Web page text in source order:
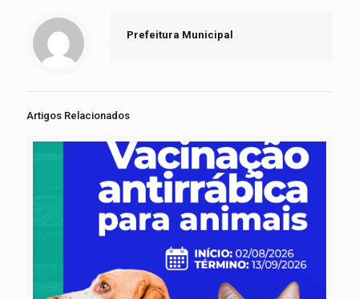
Prefeitura Municipal
Artigos Relacionados